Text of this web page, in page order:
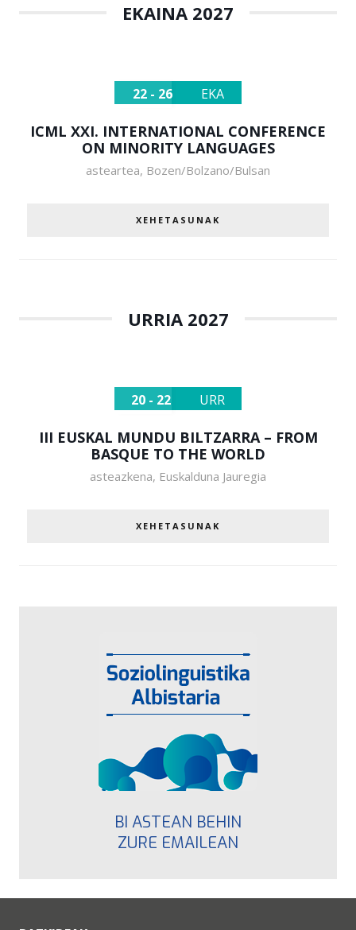
EKAINA 2027
22 - 26 EKA
ICML XXI. INTERNATIONAL CONFERENCE
ON MINORITY LANGUAGES
asteartea, Bozen/Bolzano/Bulsan
XEHETASUNAK
URRIA 2027
20 - 22 URR
III EUSKAL MUNDU BILTZARRA – FROM
BASQUE TO THE WORLD
asteazkena, Euskalduna Jauregia
XEHETASUNAK
BI ASTEAN BEHIN
ZURE EMAILEAN